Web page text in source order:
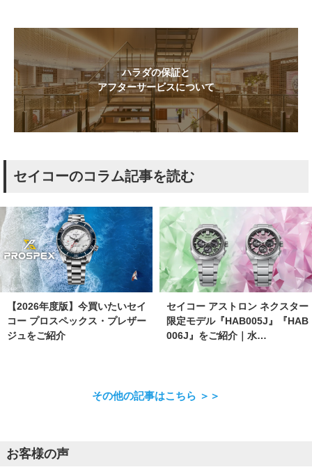
ハラダの保証と
アフターサービスについて
セイコーのコラム記事を読む
【2026年度版】今買いたいセイ
コー プロスペックス・プレザー
ジュをご紹介
セイコー アストロン ネクスター
限定モデル『HAB005J』『HAB
006J』をご紹介｜水…
その他の記事はこちら ＞＞
お客様の声